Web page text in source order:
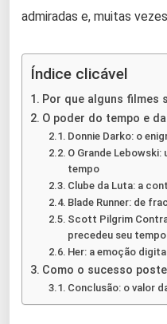
admiradas e, muitas
Índice clicável
Por que alguns filmes
O poder do tempo e
Donnie Darko: o
O Grande Lebowski:
tempo
Clube da Luta: a
Blade Runner: de
Scott Pilgrim
precedeu seu tempo
Her: a emoção
Como o sucesso
Conclusão: o valor